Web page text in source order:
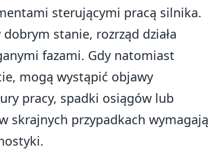
sterującymi pracą silnika.
stanie, rozrząd działa
fazami. Gdy natomiast
mogą wystąpić objawy
pracy, spadki osiągów lub
skrajnych przypadkach wymagają